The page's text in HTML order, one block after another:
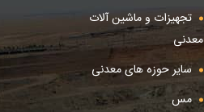
تجهیزات و ماشین آلات
معدنی
سایر حوزه های معدنی
مس